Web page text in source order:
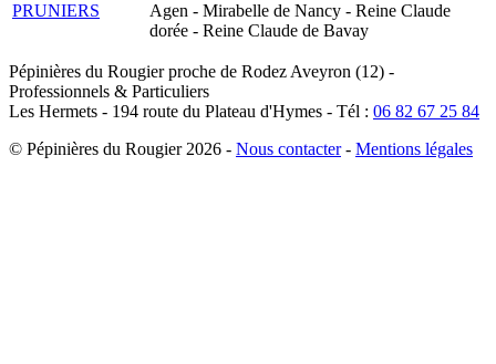
PRUNIERS
Agen - Mirabelle de Nancy - Reine Claude
dorée - Reine Claude de Bavay
Pépinières du Rougier proche de RodezAveyron (12) -
Professionnels & Particuliers
Les Hermets - 194 route du Plateau d'Hymes - Tél : 06 82 67 25 84
© Pépinières du Rougier2026 - Nous contacter- Mentions légales